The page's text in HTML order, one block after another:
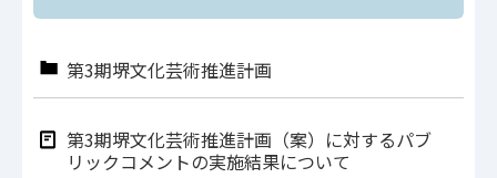
第3期堺文化芸術推進計画
第3期堺文化芸術推進計画（案）に対するパブ
リックコメントの実施結果について